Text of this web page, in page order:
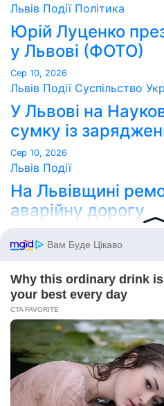
Львів Події Політика
Юрій Луценко
у Львові (ФОТО)
Сер 10, 2026
Львів Події Суспільство
У Львові на
сумку із
Сер 10, 2026
Львів Події
На Львівщині
аварійну дорогу
Point Lviv
Сайт працює на WordPress
Themeansar.
Home
Про нас